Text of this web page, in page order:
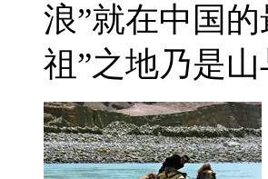
浪”就在中国
祖”之地乃是